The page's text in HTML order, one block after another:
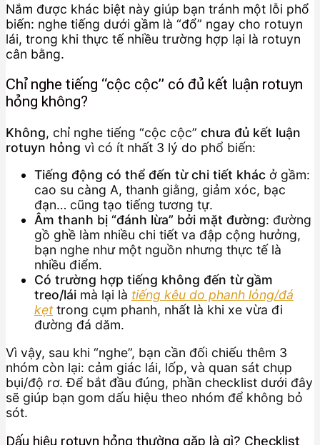
Nắm được khác biệt này giúp bạn tránh một lỗi phổ
biến: nghe tiếng dưới gầm là “đổ” ngay cho rotuyn
lái, trong khi thực tế nhiều trường hợp lại là rotuyn
cân bằng.
Chỉ nghe tiếng “cộc cộc” có đủ kết luận rotuyn
hỏng không?
Không, chỉ nghe tiếng “cộc cộc” chưa đủ kết luận
rotuyn hỏng vì có ít nhất 3 lý do phổ biến:
Tiếng động có thể đến từ chi tiết khác ở gầm:
cao su càng A, thanh giằng, giảm xóc, bạc
đạn… cũng tạo tiếng tương tự.
Âm thanh bị “đánh lừa” bởi mặt đường: đường
gồ ghề làm nhiều chi tiết va đập cộng hưởng,
bạn nghe như một nguồn nhưng thực tế là
nhiều điểm.
Có trường hợp tiếng không đến từ gầm
treo/lái mà lại là tiếng kêu do phanh lỏng/đá
kẹttrong cụm phanh, nhất là khi xe vừa đi
đường đá dăm.
Vì vậy, sau khi “nghe”, bạn cần đối chiếu thêm 3
nhóm còn lại: cảm giác lái, lốp, và quan sát chụp
bụi/độ rơ. Để bắt đầu đúng, phần checklist dưới đây
sẽ giúp bạn gom dấu hiệu theo nhóm để không bỏ
sót.
Dấu hiệu rotuyn hỏng thường gặp là gì? Checklist